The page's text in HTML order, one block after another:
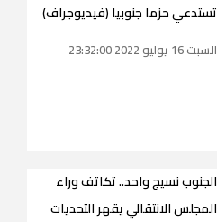
تستدعي ‫حزما جنوبيا‬ (فيديوجراف)‫
السبت 16 يوليو 2022 23:32:00
الجنوب نسيج واحد.. تكاتف وراء
المجلس الانتقالي يقهر التحديات